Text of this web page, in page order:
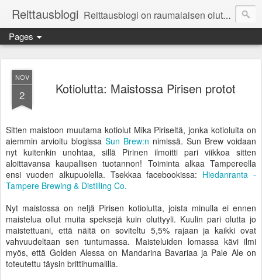
Reittausblogi Reittausblogi on raumalaisen olutharrastajan blogi. Reittaus (rating) tarkoittaa asioiden arvioimista. Reittausblogissa paneudutaan panemisen lopputuotteisiin eli arvioidaan oluita, puolueettomasti.
Pages
NOV
2 Kotiolutta: Maistossa Pirisen protot
Sitten maistoon muutama kotiolut Mika Piriseltä, jonka kotioluita on
aiemmin arvioitu blogissa Sun Brew:n nimissä. Sun Brew voidaan
nyt kuitenkin unohtaa, sillä Pirinen ilmoitti pari viikkoa sitten
aloittavansa kaupallisen tuotannon! Toiminta alkaa Tampereella
ensi vuoden alkupuolella. Tsekkaa facebookissa: Hiedanranta -
Tampere Brewing & Distilling Co.
Nyt maistossa on neljä Pirisen kotiolutta, joista minulla ei ennen
maistelua ollut muita speksejä kuin oluttyyli. Kuulin pari olutta jo
maistettuani, että näitä on soviteltu 5,5% rajaan ja kaikki ovat
vahvuudeltaan sen tuntumassa. Maisteluiden lomassa kävi ilmi
myös, että Golden Alessa on Mandarina Bavariaa ja Pale Ale on
toteutettu täysin brittihumalilla.